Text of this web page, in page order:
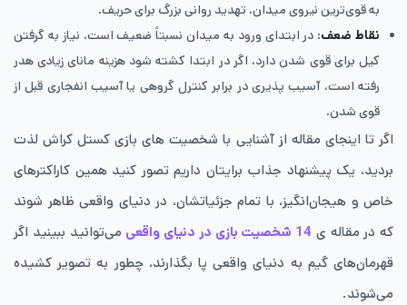
به قوی‌ترین نیروی میدان، تهدید روانی بزرگ برای حریف.
نقاط ضعف: در ابتدای ورود به میدان نسبتاً ضعیف است، نیاز به گرفتن
کیل برای قوی شدن دارد، اگر در ابتدا کشته شود هزینه مانای زیادی هدر
رفته است، آسیب ‌پذیری در برابر کنترل گروهی یا آسیب انفجاری قبل از
قوی شدن.
اگر تا اینجای مقاله از آشنایی با شخصیت های بازی کستل کراش لذت
بردید، یک پیشنهاد جذاب برایتان داریم تصور کنید همین کاراکترهای
خاص و هیجان‌انگیز، با تمام جزئیاتشان، در دنیای واقعی ظاهر شوند
که در مقاله ی 14 شخصیت بازی‌ در دنیای واقعی
می‌توانید ببینید اگر
قهرمان‌های گیم به دنیای واقعی پا بگذارند، چطور به تصویر کشیده
می‌شوند.